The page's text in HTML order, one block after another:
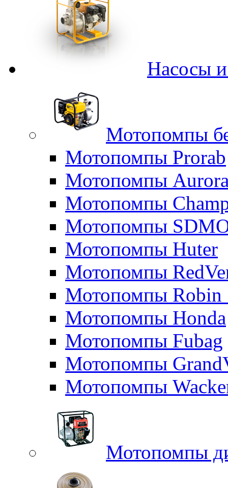
Насосы
Мотопомпы
Мотопомпы Prorab
Мотопомпы
Мотопомпы
Мотопомпы
Мотопомпы Huter
Мотопомпы
Мотопомпы Robin
Мотопомпы Honda
Мотопомпы Fubag
Мотопомпы
Мотопомпы
Мотопомпы